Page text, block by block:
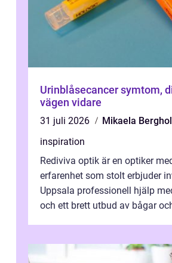
Urinblåsecancer symtom, diagnos och
vägen vidare
31 juli 2026
Mikaela
inspiration
Rediviva optik är en optiker
erfarenhet som stolt erbjuder
Uppsala professionell hjälp
och ett brett utbud av bågar